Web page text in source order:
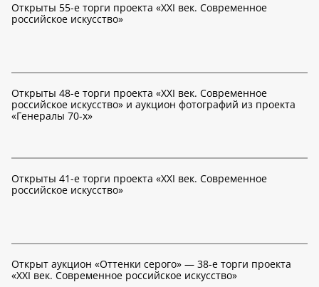
Открыты 55-е торги проекта «XXI век. Современное
российское искусство»
Открыты 48-е торги проекта «XXI век. Современное
российское искусство» и аукцион фотографий из проекта
«Генералы 70-х»
Открыты 41-е торги проекта «XXI век. Современное
российское искусство»
Открыт аукцион «Оттенки серого» — 38-е торги проекта
«XXI век. Современное российское искусство»